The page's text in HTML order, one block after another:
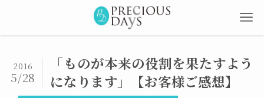
「ものが本来の役割を果たすよう
になります」【お客様ご感想】
2016
5/28